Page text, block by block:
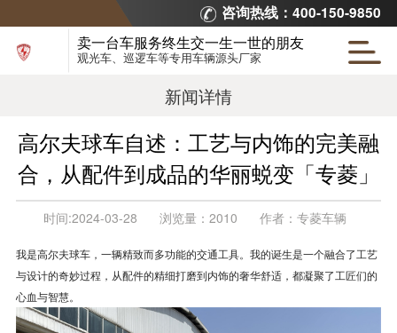
咨询热线：400-150-9850
卖一台车服务终生交一生一世的朋友
观光车、巡逻车等专用车辆源头厂家
新闻详情
高尔夫球车自述：工艺与内饰的完美融
合，从配件到成品的华丽蜕变「专菱」
时间:2024-03-28 浏览量： 2010 作者： 专菱车辆
我是高尔夫球车，一辆精致而多功能的交通工具。我的诞生是一个融合了工艺
与设计的奇妙过程，从配件的精细打磨到内饰的奢华舒适，都凝聚了工匠们的
心血与智慧。